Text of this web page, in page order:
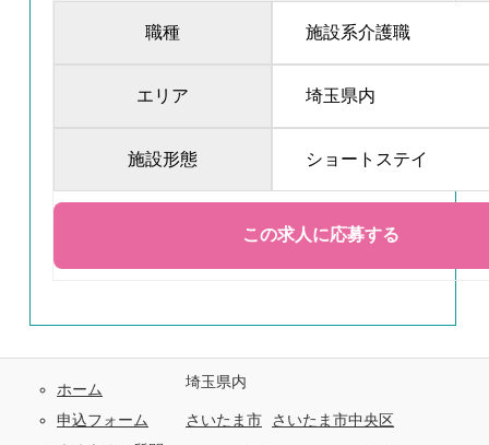
職種 施設系介護職
エリア 埼玉県内
施設形態 ショートステイ
ホーム
申込フォーム
埼玉県内
さいたま市 さいたま市中央区